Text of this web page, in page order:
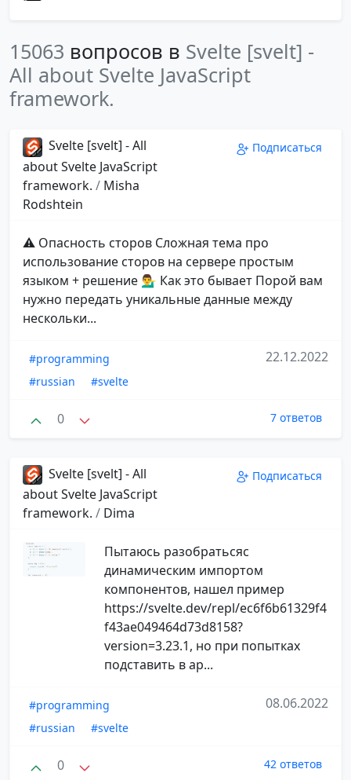
15063 вопросов в Svelte [svelt] -
All about Svelte JavaScript
framework.
Svelte [svelt] - All
about Svelte JavaScript
framework. / Misha
Rodshtein
Подписаться
⚠️ Опасность сторов Сложная тема про
использование сторов на сервере простым
языком + решение 💁‍♂️ Как это бывает Порой вам
нужно передать уникальные данные между
нескольки...
#programming
#russian
#svelte
22.12.2022
0 7 ответов
Svelte [svelt] - All
about Svelte JavaScript
framework. / Dima
Подписаться
Пытаюсь разобратьсяс
динамическим импортом
компонентов, нашел пример
https://svelte.dev/repl/ec6f6b61329f4
f43ae049464d73d8158?
version=3.23.1, но при попытках
подставить в ар...
#programming
#russian
#svelte
08.06.2022
0 42 ответов